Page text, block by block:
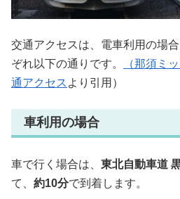
交通アクセスは、電車利用の場
ぞれ以下の通りです。
（那須ミ
通アクセス より引用）
車利用の場合
車で行く場合は、 東北自動車道
て、 約10分で到着します。